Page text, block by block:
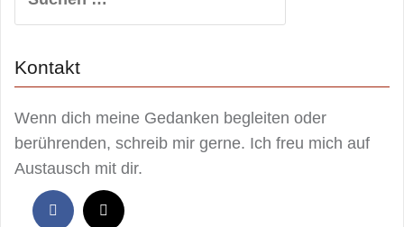
nach:
Kontakt
Wenn dich meine Gedanken begleiten oder
berührenden, schreib mir gerne. Ich freu mich auf
Austausch mit dir.